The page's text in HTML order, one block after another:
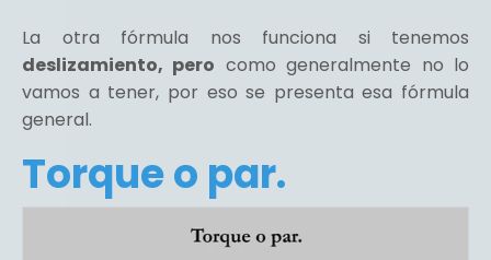
La otra fórmula nos funciona si tenemos
deslizamiento, pero como generalmente no lo
vamos a tener, por eso se presenta esa fórmula
general.
Torque o par.